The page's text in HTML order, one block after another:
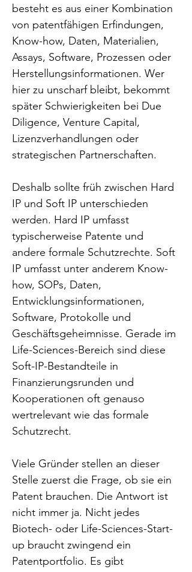
besteht es aus einer Kombination
von patentfähigen Erfindungen,
Know-how, Daten, Materialien,
Assays, Software, Prozessen oder
Herstellungsinformationen. Wer
hier zu unscharf bleibt, bekommt
später Schwierigkeiten bei Due
Diligence, Venture Capital,
Lizenzverhandlungen oder
strategischen Partnerschaften.
Deshalb sollte früh zwischen Hard
IP und Soft IP unterschieden
werden. Hard IP umfasst
typischerweise Patente und
andere formale Schutzrechte. Soft
IP umfasst unter anderem Know-
how, SOPs, Daten,
Entwicklungsinformationen,
Software, Protokolle und
Geschäftsgeheimnisse. Gerade im
Life-Sciences-Bereich sind diese
Soft-IP-Bestandteile in
Finanzierungsrunden und
Kooperationen oft genauso
wertrelevant wie das formale
Schutzrecht.
Viele Gründer stellen an dieser
Stelle zuerst die Frage, ob sie ein
Patent brauchen. Die Antwort ist
nicht immer ja. Nicht jedes
Biotech- oder Life-Sciences-Start-
up braucht zwingend ein
Patentportfolio. Es gibt